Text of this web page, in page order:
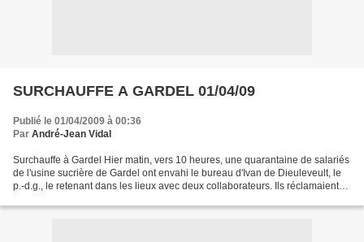
SURCHAUFFE A GARDEL 01/04/09
Publié le 01/04/2009 à 00:36
Par André-Jean Vidal
Surchauffe à Gardel Hier matin, vers 10 heures, une quarantaine de salariés
de l'usine sucrière de Gardel ont envahi le bureau d'Ivan de Dieuleveult, le
p.-d.g., le retenant dans les lieux avec deux collaborateurs. Ils réclamaient